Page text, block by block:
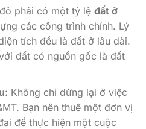
phải có một tỷ lệ đất ở
các công trình chính. Lý
tích đều là đất ở lâu dài.
đất có nguồn gốc là đất
Không chỉ dừng lại ở việc
Bạn nên thuê một đơn vị
để thực hiện một cuộc